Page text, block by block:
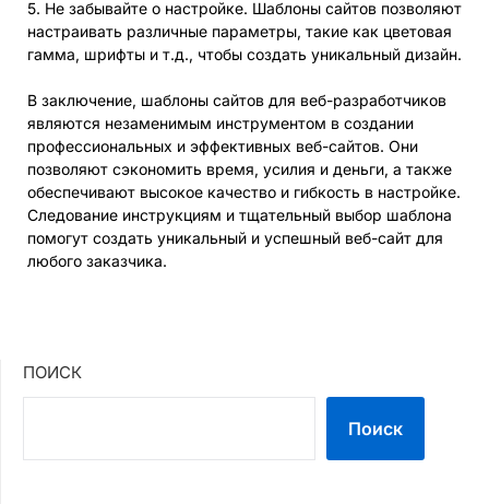
5. Не забывайте о настройке. Шаблоны сайтов позволяют
настраивать различные параметры, такие как цветовая
гамма, шрифты и т.д., чтобы создать уникальный дизайн.
В заключение, шаблоны сайтов для веб-разработчиков
являются незаменимым инструментом в создании
профессиональных и эффективных веб-сайтов. Они
позволяют сэкономить время, усилия и деньги, а также
обеспечивают высокое качество и гибкость в настройке.
Следование инструкциям и тщательный выбор шаблона
помогут создать уникальный и успешный веб-сайт для
любого заказчика.
ПОИСК
Поиск